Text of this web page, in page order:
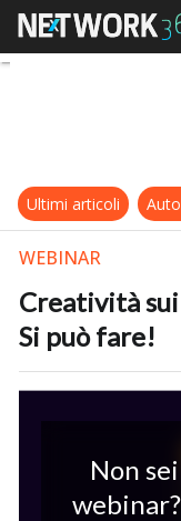
Ultimi articoli
WEBINAR
Creatività sui
Si può fare!
Non